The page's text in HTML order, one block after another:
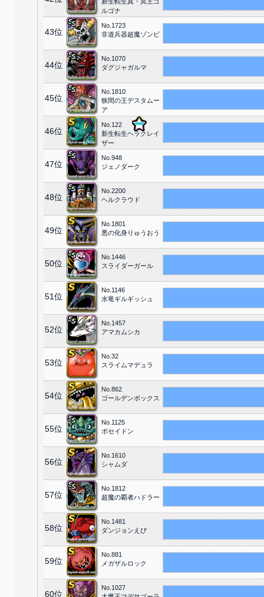
ルゴナ
43位
No.1723
非道兵器超魔ゾンビ
44位
No.1070
ダグジャガルマ
45位
No.1810
狭間の王デスタムー
ア
46位
No.122
新生転生ヘラクレイ
ザー
47位
No.948
ジェノダーク
48位
No.2200
ヘルクラウド
49位
No.1801
悪の化身りゅうおう
50位
No.1446
スライダーガール
51位
No.1146
水竜ギルギッシュ
52位
No.1457
アマカムシカ
53位
No.32
スライムマデュラ
54位
No.862
ゴールデンボックス
55位
No.1125
ポセイドン
56位
No.1610
シャムダ
57位
No.1812
超魔の覇者ハドラー
58位
No.1481
ダンジョンえび
59位
No.881
メガザルロック
60位
No.1027